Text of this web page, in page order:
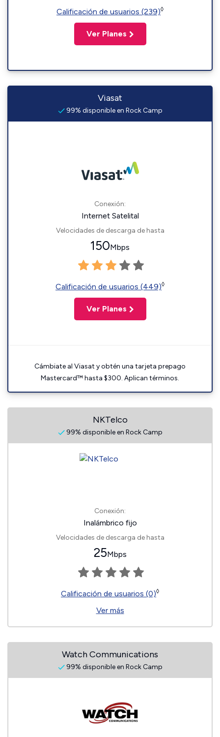
Calificación de usuarios (239)◊
Ver Planes
Viasat
99% disponible en Rock Camp
Conexión:
Internet Satelital
Velocidades de descarga de hasta
150Mbps
Calificación de usuarios (449)◊
Ver Planes
Cámbiate al Viasat y obtén una tarjeta prepago
Mastercard™ hasta $300. Aplican términos.
NKTelco
99% disponible en Rock Camp
Conexión:
Inalámbrico fijo
Velocidades de descarga de hasta
25Mbps
Calificación de usuarios (0)◊
Ver más
Watch Communications
99% disponible en Rock Camp